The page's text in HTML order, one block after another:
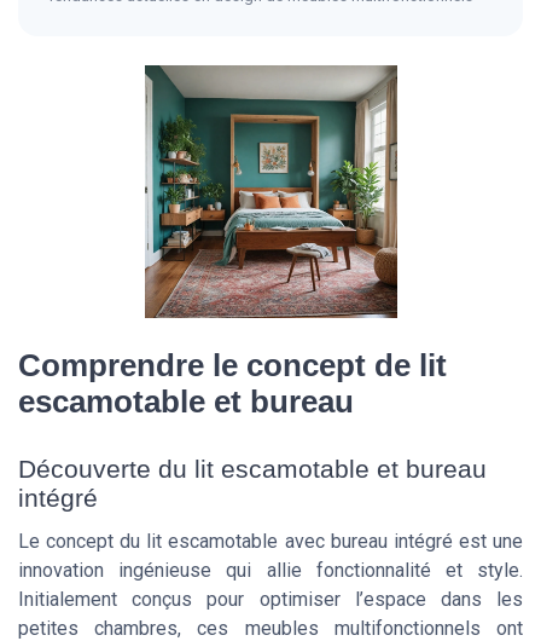
Comprendre le concept de lit
escamotable et bureau
Découverte du lit escamotable et bureau
intégré
Le concept du lit escamotable avec bureau intégré est une
innovation ingénieuse qui allie fonctionnalité et style.
Initialement conçus pour optimiser l’espace dans les
petites chambres, ces meubles multifonctionnels ont